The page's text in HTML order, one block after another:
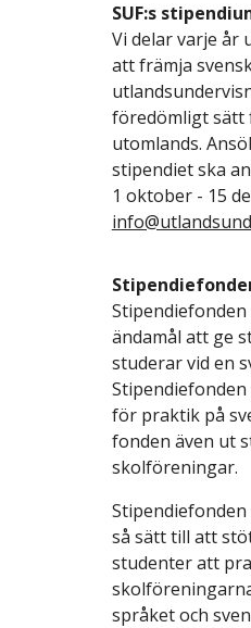
SUF:s
Vi delar varje år
att främja
föredömligt sätt
utomlands.
stipendiet ska
1 oktober - 15
ändamål att ge
studerar vid en
för praktik på
fonden även ut
skolföreningar.
så sätt till att
studenter att
språket och